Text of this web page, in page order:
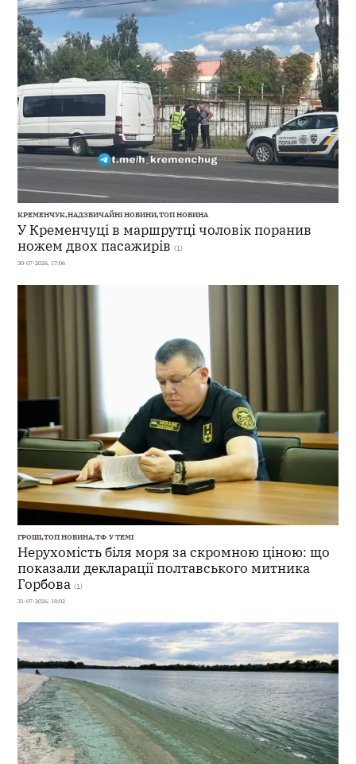
КРЕМЕНЧУК,НАДЗВИЧАЙНІ НОВИНИ,ТОП НОВИНА
У Кременчуці в маршрутці чоловік поранив
ножем двох пасажирів (1)
30-07-2026, 17:06
ГРОШІ,ТОП НОВИНА,ТФ У ТЕМІ
Нерухомість біля моря за скромною ціною: що
показали декларації полтавського митника
Горбова (1)
31-07-2026, 18:02